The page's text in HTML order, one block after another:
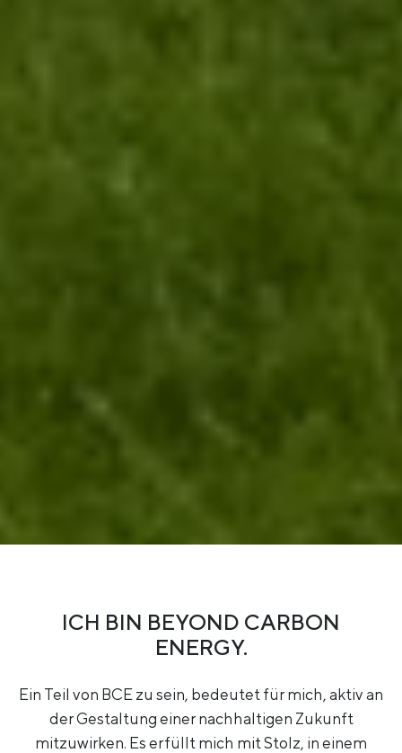
ICH BIN BEYOND CARBON
ENERGY.
Ein Teil von BCE zu sein, bedeutet für mich, aktiv an
der Gestaltung einer nachhaltigen Zukunft
mitzuwirken. Es erfüllt mich mit Stolz, in einem